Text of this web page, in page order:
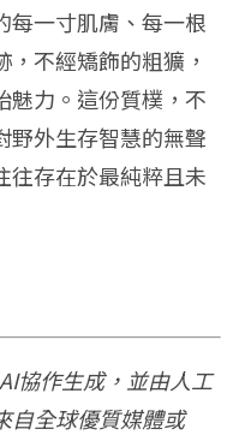
每一寸肌膚、每一根
不經矯飾的粗獷，
魅力。這份質樸，不
野外生存智慧的無聲
往存在於最純粹且未
協作生成，並由人工
自全球優質媒體或